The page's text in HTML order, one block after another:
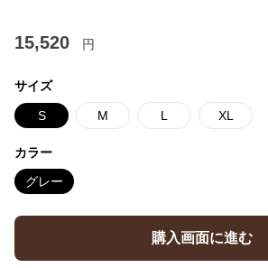
15,520 円
サイズ
S M L XL
カラー
グレー
購入画面に進む